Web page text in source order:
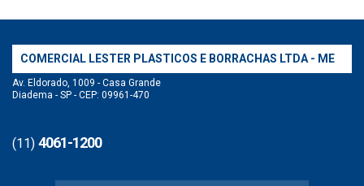
COMERCIAL LESTER PLASTICOS E BORRACHAS LTDA - ME
Av. Eldorado, 1009 - Casa Grande
Diadema - SP - CEP: 09961-470
(11) 4061-1200